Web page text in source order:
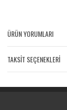
ÜRÜN YORUMLARI
TAKSİT SEÇENEKLERİ